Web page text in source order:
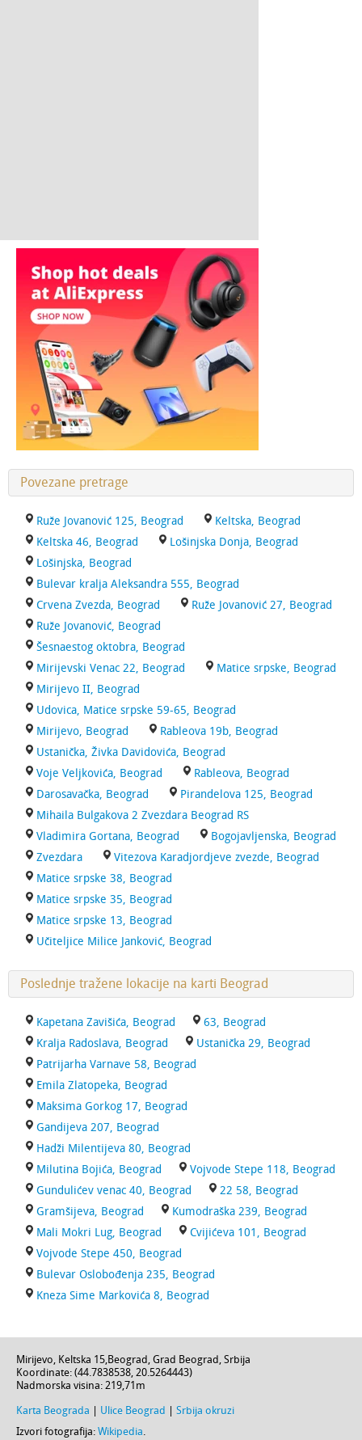
Povezane pretrage
Ruže Jovanović 125, Beograd
Keltska, Beograd
Keltska 46, Beograd
Lošinjska Donja, Beograd
Lošinjska, Beograd
Bulevar kralja Aleksandra 555, Beograd
Crvena Zvezda, Beograd
Ruže Jovanović 27, Beograd
Ruže Jovanović, Beograd
Šesnaestog oktobra, Beograd
Mirijevski Venac 22, Beograd
Matice srpske, Beograd
Mirijevo II, Beograd
Udovica, Matice srpske 59-65, Beograd
Mirijevo, Beograd
Rableova 19b, Beograd
Ustanička, Živka Davidovića, Beograd
Voje Veljkovića, Beograd
Rableova, Beograd
Darosavačka, Beograd
Pirandelova 125, Beograd
Mihaila Bulgakova 2 Zvezdara Beograd RS
Vladimira Gortana, Beograd
Bogojavljenska, Beograd
Zvezdara
Vitezova Karadjordjeve zvezde, Beograd
Matice srpske 38, Beograd
Matice srpske 35, Beograd
Matice srpske 13, Beograd
Učiteljice Milice Janković, Beograd
Poslednje tražene lokacije na karti Beograd
Kapetana Zavišića, Beograd
63, Beograd
Kralja Radoslava, Beograd
Ustanička 29, Beograd
Patrijarha Varnave 58, Beograd
Emila Zlatopeka, Beograd
Maksima Gorkog 17, Beograd
Gandijeva 207, Beograd
Hadži Milentijeva 80, Beograd
Milutina Bojića, Beograd
Vojvode Stepe 118, Beograd
Gundulićev venac 40, Beograd
22 58, Beograd
Gramšijeva, Beograd
Kumodraška 239, Beograd
Mali Mokri Lug, Beograd
Cvijićeva 101, Beograd
Vojvode Stepe 450, Beograd
Bulevar Oslobođenja 235, Beograd
Kneza Sime Markovića 8, Beograd
Mirijevo, Keltska 15,Beograd, Grad Beograd, Srbija
Koordinate: (44.7838538, 20.5264443)
Nadmorska visina: 219,71m
Karta Beograda Ulice Beograd
Srbija okruzi
Izvori fotografija: Wikipedia.